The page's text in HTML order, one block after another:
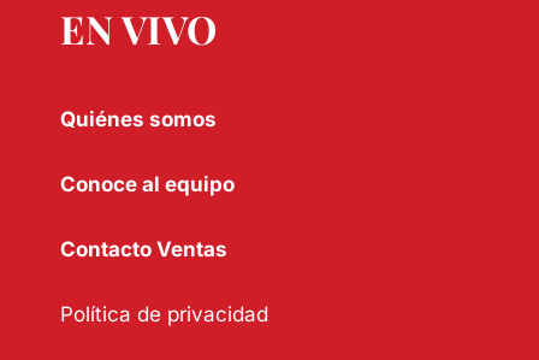
EN VIVO
Quiénes somos
Conoce al equipo
Contacto Ventas
Política de privacidad